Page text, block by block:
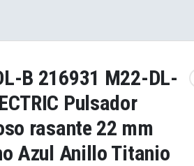
B 216931 M22-DL-
Pulsador
rasante 22 mm
Azul Anillo Titanio